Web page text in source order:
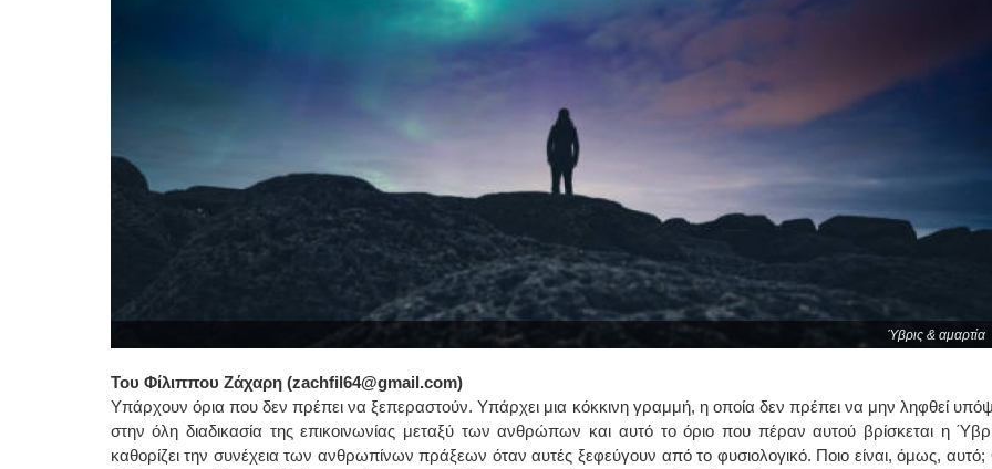
Ύβρις & αμαρτία
Του Φίλιππου Ζάχαρη (zachfil64@gmail.com)
Υπάρχουν όρια που δεν πρέπει να ξεπεραστούν. Υπάρχει μια κόκκινη γραμμή, η οποία δεν πρέπει να μην ληφθεί
στην όλη διαδικασία της επικοινωνίας μεταξύ των ανθρώπων και αυτό το όριο που πέραν αυτού βρίσκεται η
καθορίζει την συνέχεια των ανθρωπίνων πράξεων όταν αυτές ξεφεύγουν από το φυσιολογικό. Ποιο είναι, όμως, αυτό;
ΙΩΑΝΝΗΣ Α. ΜΑΛΛΙΑΣ